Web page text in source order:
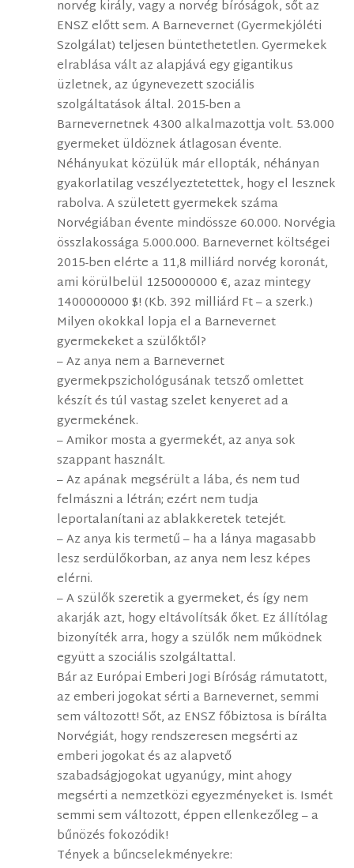
norvég király, vagy a norvég bíróságok, sőt az
ENSZ előtt sem. A Barnevernet (Gyermekjóléti
Szolgálat) teljesen büntethetetlen. Gyermekek
elrablása vált az alapjává egy gigantikus
üzletnek, az úgynevezett szociális
szolgáltatások által. 2015-ben a
Barnevernetnek 4300 alkalmazottja volt. 53.000
gyermeket üldöznek átlagosan évente.
Néhányukat közülük már ellopták, néhányan
gyakorlatilag veszélyeztetettek, hogy el lesznek
rabolva. A született gyermekek száma
Norvégiában évente mindössze 60.000. Norvégia
összlakossága 5.000.000. Barnevernet költségei
2015-ben elérte a 11,8 milliárd norvég koronát,
ami körülbelül 1250000000 €, azaz mintegy
1400000000 $! (Kb. 392 milliárd Ft – a szerk.)
Milyen okokkal lopja el a Barnevernet
gyermekeket a szülőktől?
– Az anya nem a Barnevernet
gyermekpszichológusának tetsző omlettet
készít és túl vastag szelet kenyeret ad a
gyermekének.
– Amikor mosta a gyermekét, az anya sok
szappant használt.
– Az apának megsérült a lába, és nem tud
felmászni a létrán; ezért nem tudja
leportalanítani az ablakkeretek tetejét.
– Az anya kis termetű – ha a lánya magasabb
lesz serdülőkorban, az anya nem lesz képes
elérni.
– A szülők szeretik a gyermeket, és így nem
akarják azt, hogy eltávolítsák őket. Ez állítólag
bizonyíték arra, hogy a szülők nem működnek
együtt a szociális szolgáltattal.
Bár az Európai Emberi Jogi Bíróság rámutatott,
az emberi jogokat sérti a Barnevernet, semmi
sem változott! Sőt, az ENSZ főbiztosa is bírálta
Norvégiát, hogy rendszeresen megsérti az
emberi jogokat és az alapvető
szabadságjogokat ugyanúgy, mint ahogy
megsérti a nemzetközi egyezményeket is. Ismét
semmi sem változott, éppen ellenkezőleg – a
bűnözés fokozódik!
Tények a bűncselekményekre: